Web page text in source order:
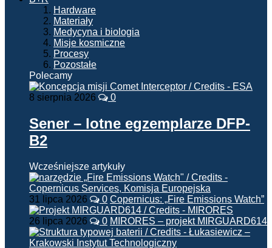
Hardware
Materiały
Medycyna i biologia
Misje kosmiczne
Procesy
Pozostałe
Polecamy
8 sierpnia 2026 0
Sener – lotne egzemplarze DFP-
B2
Wcześniejsze artykuły
31 lipca 2026 0 Copernicus: „Fire Emissions Watch”
26 lipca 2026 0 MIRORES – projekt MIRGUARD614